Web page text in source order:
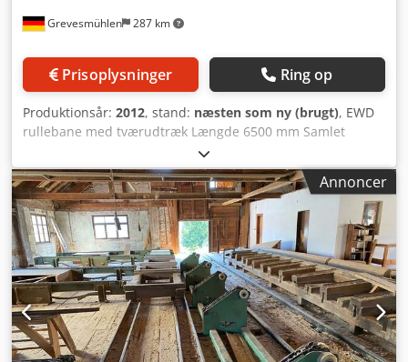
fastspænding af stammen i gribekæber, sideværts
drives hydraulisk. Netto pris: 59.900 PLN Netto pris: 14.260
EUR afhængig af kurs 4,2 EUR (Priserne kan ændre sig i
garanterer kvaliteten af dit køb, men er ikke autoriseret
forhandler af producenten. Alle varemærker og navne
anvendes udelukkende til informationsformål for at
identificere produktet. Vi videresælger kun produkter, som
producenten tidligere har markedsført. Vi har ingen
forretningsmæssige forbindelser til producenten.
Grevesmühlen 287 km
Prisoplysninger Ring op
Produktionsår: 2012, stand: næsten som ny (brugt), EWD
rullebane med tværudtræk Længde 6500 mm Samlet
bredde 2000 mm Crjdpfsglugyex Ah Asf Rullekappens
længde 1200 mm
Annoncer